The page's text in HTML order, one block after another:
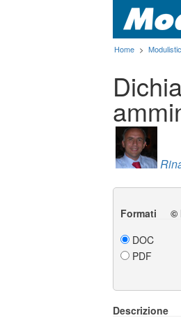
Home >
Formati ©
DOC
PDF
Descrizione